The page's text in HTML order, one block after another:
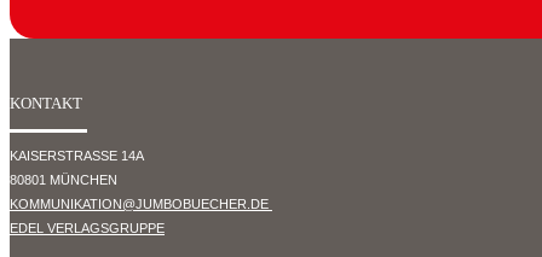
KONTAKT
KAISERSTRASSE 14A
80801 MÜNCHEN
KOMMUNIKATION@JUMBOBUECHER.DE
EDEL VERLAGSGRUPPE